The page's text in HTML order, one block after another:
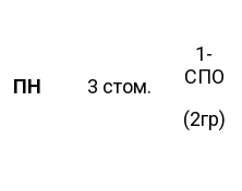
ПН 3 стом.
1-
СПО
(2гр)